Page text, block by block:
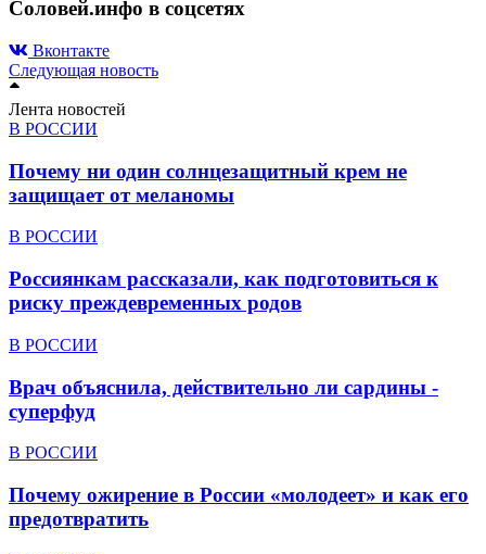
Соловей.инфо в соцсетях
Вконтакте
Следующая новость
Лента новостей
В РОССИИ
Почему ни один солнцезащитный крем не
защищает от меланомы
В РОССИИ
Россиянкам рассказали, как подготовиться к
риску преждевременных родов
В РОССИИ
Врач объяснила, действительно ли сардины -
суперфуд
В РОССИИ
Почему ожирение в России «молодеет» и как его
предотвратить